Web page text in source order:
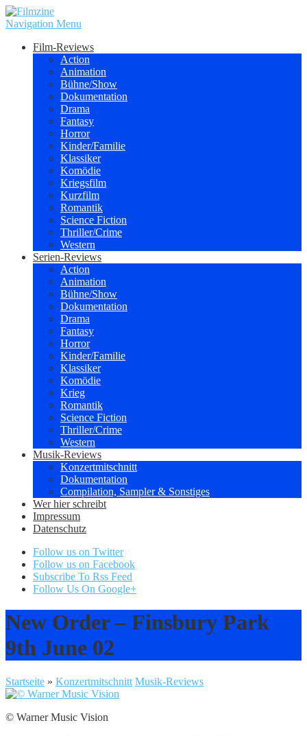
Navigation Menu
Film-Reviews
Action
Animation
Bühne/Show
Dokumentation
Drama
Fantasy
Horror
Kinder/Familie
Klassiker
Komödie
Kriegsfilm
Kurzfilm
Romantik
Science Fiction
Thriller/Crime
Western
Serien-Reviews
Action
Animation
Bühne/Show
Dokumentation
Drama
Fantasy
Horror
Kinder/Familie
Klassiker
Komödie
Krieg
Romantik
Science Fiction
Thriller/Crime
Western
Musik-Reviews
Konzertmitschnitt
Dokumentation
Compilation, Sampler & Sonstiges
Wer hier schreibt
Impressum
Datenschutz
Follow us on Twitter
Follow us on Facebook
Subscribe To Rss Feed
Follow Us On Google+
New Order – Finsbury Park
9th June 02
Startseite » Konzertmitschnitt Musik-Reviews
© Warner Music Vision